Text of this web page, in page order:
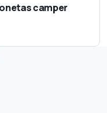
camper